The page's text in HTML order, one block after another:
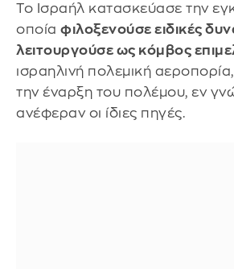
Το Ισραήλ κατασκεύασε την
οποία φιλοξενούσε ειδικές
λειτουργούσε ως κόμβος
ισραηλινή πολεμική
την έναρξη του πολέμου, εν
ανέφεραν οι ίδιες πηγές.